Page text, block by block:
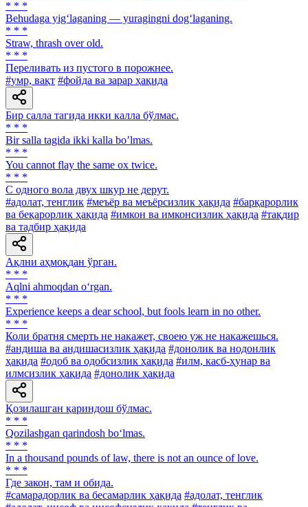
* * *
Behudaga yig‘laganing — yuragingni dog‘laganing.
* * *
Straw, thrash over old.
* * *
Переливать из пустого в порожнее.
#умр, вақт #фойда ва зарар ҳақида
Бир салла тагида икки калла бўлмас.
* * *
Bir salla tagida ikki kalla boʼlmas.
* * *
You cannot flay the same ox twice.
* * *
С одного вола двух шкур не дерут.
#адолат, тенглик #меъёр ва меъёрсизлик ҳақида #барқарорлик
ва беқарорлик ҳақида #имкон ва имконсизлик ҳақида #тақдир
ва тадбир ҳақида
Ақлни аҳмоқдан ўрган.
* * *
Aqlni ahmoqdan o‘rgan.
* * *
Experience keeps a dear school, but fools learn in no other.
* * *
Коли братня смерть не накажет, своею уж не накажешься.
#андиша ва андишасизлик ҳақида #донолик ва нодонлик
ҳақида #одоб ва одобсизлик ҳақида #илм, касб-ҳунар ва
илмсизлик ҳақида #донолик ҳақида
Қозилашган қариндош бўлмас.
* * *
Qozilashgan qarindosh bo‘lmas.
* * *
In a thousand pounds of law, there is not an ounce of love.
* * *
Где закон, там и обида.
#самарадорлик ва бесамарлик ҳақида #адолат, тенглик